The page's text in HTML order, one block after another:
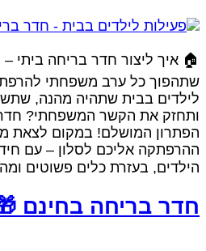
🏠 איך ליצור חדר בריחה ביתי –
שתהפוך כל ערב משפחתי
לילדים בבית שתהיה מהנה,
ותחזק את הקשר המשפחתי?
הפתרון המושלם! במקום לצאת
ההרפתקה אליכם לסלון – עם
הילדים, בעזרת כלים פשוטים
חדר בריחה בחינם